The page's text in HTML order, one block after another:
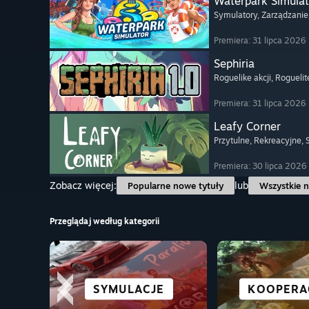
Symulatory, Zarządzanie
Premiera: 31 lipca 2026
Sephiria
Roguelike akcji,
Premiera: 31 lipca 2026
Leafy Corner
Przytulne, Rekreacyjne,
Premiera: 30 lipca 2026
Zobacz więcej:
Popularne nowe tytuły lub Wszystkie
Przeglądaj według kategorii
SYMULACJE
ANIME MIASTA I
WYŚCIGOWE RPG
REKREACYJNE ŚWIETNE